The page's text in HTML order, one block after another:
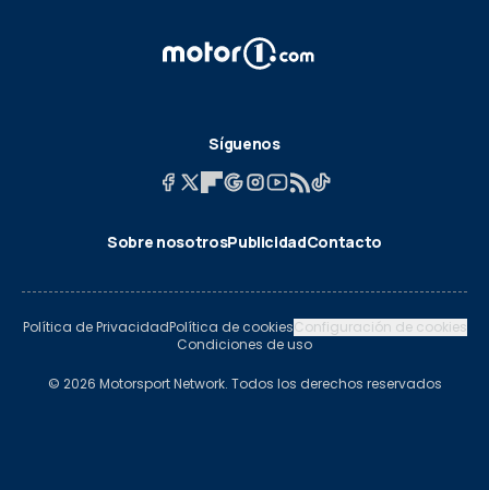
Síguenos
Sobre nosotrosPublicidadContacto
Política de PrivacidadPolítica de cookiesConfiguración de cookies
Condiciones de uso
© 2026 Motorsport Network. Todos los derechos reservados